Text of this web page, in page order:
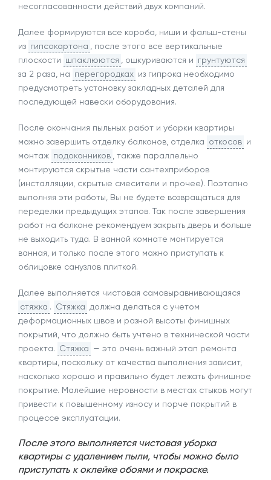
несогласованности действий двух компаний.
Далее формируются все короба, ниши и фальш-стены
из гипсокартона , после этого все вертикальные
плоскости шпаклюются , ошкуриваются и грунтуются
за 2 раза, на перегородках из гипрока необходимо
предусмотреть установку закладных деталей для
последующей навески оборудования.
После окончания пыльных работ и уборки квартиры
можно завершить отделку балконов, отделка откосов и
монтаж подоконников , также параллельно
монтируются скрытые части сантехприборов
(инсталляции, скрытые смесители и прочее). Поэтапно
выполняя эти работы, Вы не будете возвращаться для
переделки предыдущих этапов. Так после завершения
работ на балконе рекомендуем закрыть дверь и больше
не выходить туда. В ванной комнате монтируется
ванная, и только после этого можно приступать к
облицовке санузлов плиткой.
Далее выполняется чистовая самовыравнивающаяся
стяжка . Стяжка должна делаться с учетом
деформационных швов и разной высоты финишных
покрытий, что должно быть учтено в технической части
проекта. Стяжка — это очень важный этап ремонта
квартиры, поскольку от качества выполнения зависит,
насколько хорошо и правильно будет лежать финишное
покрытие. Малейшие неровности в местах стыков могут
привести к повышенному износу и порче покрытий в
процессе эксплуатации.
После этого выполняется чистовая уборка
квартиры с удалением пыли, чтобы можно было
приступать к оклейке обоями и покраске.